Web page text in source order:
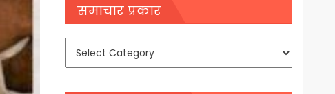
समाचार प्रकार
समाचार